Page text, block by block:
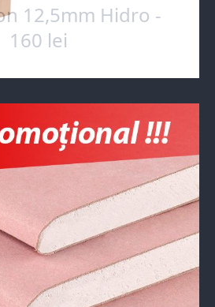
12,5mm Hidro -
160 lei